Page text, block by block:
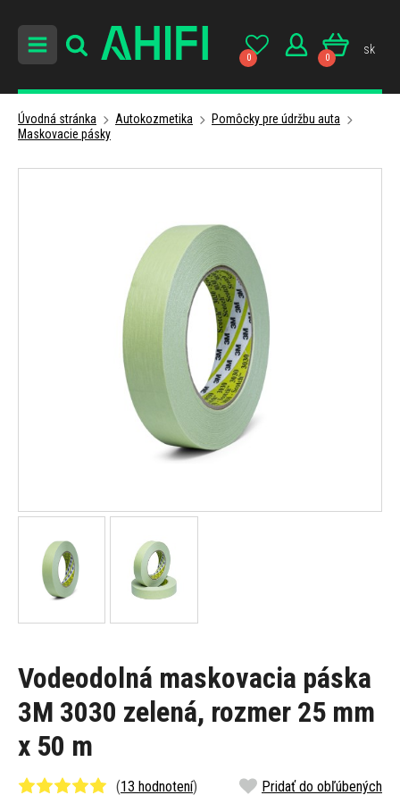
0 0
sk
Úvodná stránka Autokozmetika
Pomôcky pre údržbu auta
Maskovacie pásky
Vodeodolná maskovacia páska
3M 3030 zelená, rozmer 25 mm
x 50 m
(13 hodnotení) Pridať do obľúbených